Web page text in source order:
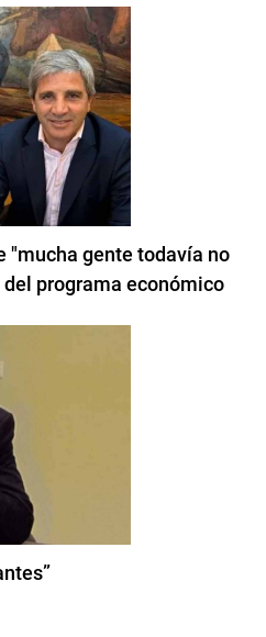
"mucha gente todavía no
programa económico